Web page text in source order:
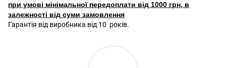
при умові мінімальної передоплати від 1000 грн, в
залежності від суми замовлення
Гарантія від виробника від 10 років.